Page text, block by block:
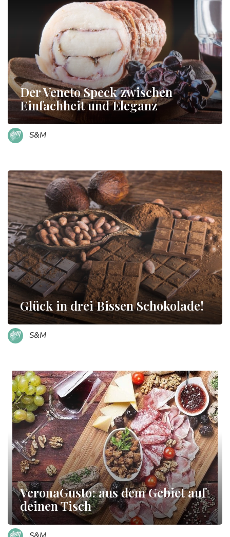
Der Veneto Speck zwischen
Einfachheit und Eleganz
S&M
Glück in drei Bissen Schokolade!
S&M
VeronaGusto: aus dem Gebiet auf
deinen Tisch